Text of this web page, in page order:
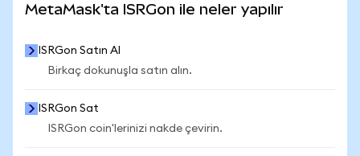
MetaMask'ta ISRGon ile neler yapılır
ISRGon Satın Al
Birkaç dokunuşla satın alın.
ISRGon Sat
ISRGon coin'lerinizi nakde çevirin.